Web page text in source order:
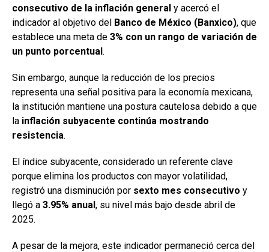
consecutivo de la inflación general y acercó el
indicador al objetivo del Banco de México (Banxico), que
establece una meta de 3% con un rango de variación de
un punto porcentual.
Sin embargo, aunque la reducción de los precios
representa una señal positiva para la economía mexicana,
la institución mantiene una postura cautelosa debido a que
la inflación subyacente continúa mostrando
resistencia.
El índice subyacente, considerado un referente clave
porque elimina los productos con mayor volatilidad,
registró una disminución por sexto mes consecutivo y
llegó a 3.95% anual, su nivel más bajo desde abril de
2025.
A pesar de la mejora, este indicador permaneció cerca del